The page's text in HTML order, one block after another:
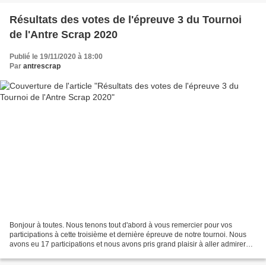
Résultats des votes de l'épreuve 3 du Tournoi
de l'Antre Scrap 2020
Publié le 19/11/2020 à 18:00
Par antrescrap
Bonjour à toutes. Nous tenons tout d'abord à vous remercier pour vos
participations à cette troisième et dernière épreuve de notre tournoi. Nous
avons eu 17 participations et nous avons pris grand plaisir à aller admirer